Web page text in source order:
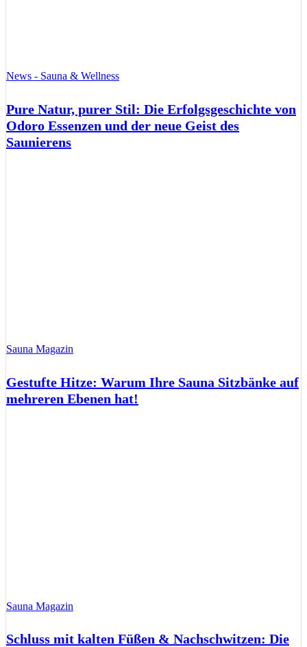
News - Sauna & Wellness
Pure Natur, purer Stil: Die Erfolgsgeschichte von
Odoro Essenzen und der neue Geist des
Saunierens
Sauna Magazin
Gestufte Hitze: Warum Ihre Sauna Sitzbänke auf
mehreren Ebenen hat!
Sauna Magazin
Schluss mit kalten Füßen & Nachschwitzen: Die